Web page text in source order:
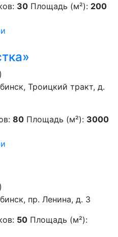
30 Площадь (м²): 200
Троицкий тракт, д.
80 Площадь (м²): 3000
пр. Ленина, д. 3
50 Площадь (м²):